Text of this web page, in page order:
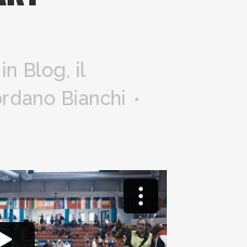
in Blog, il
Bianchi